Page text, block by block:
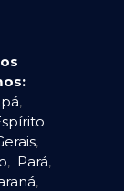
,
,
, Pará,
,